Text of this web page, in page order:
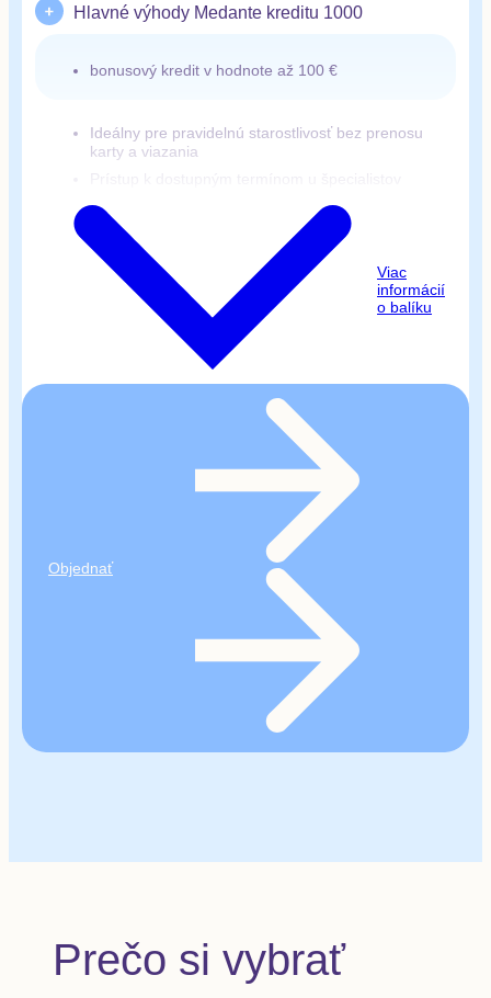
Hlavné výhody Medante kreditu 1000
bonusový kredit v hodnote až 100 €
Ideálny pre pravidelnú starostlivosť bez prenosu
karty a viazania
Platnosť kreditu neobmedzená
Flexibilné využitie bez ročnej viazanosti a
kapitácie
Pre 1- 4 členov
Vyšetrenia v špecializovaných ambulanciách
Kompletné stomatologické služby
Profesionálnu dentálnu hygienu
Rehabilitáciu a fyzioterapiu
Koučing, individuálne poradenstvo
Viac
informácií
o balíku
Objednať
Prečo si vybrať